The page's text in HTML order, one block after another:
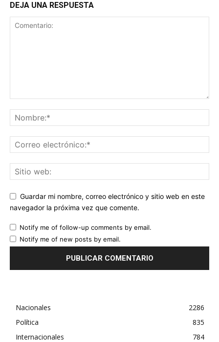
DEJA UNA RESPUESTA
Guardar mi nombre, correo electrónico y sitio web en este
navegador la próxima vez que comente.
Notify me of follow-up comments by email.
Notify me of new posts by email.
Nacionales
2286
Política
835
Internacionales
784